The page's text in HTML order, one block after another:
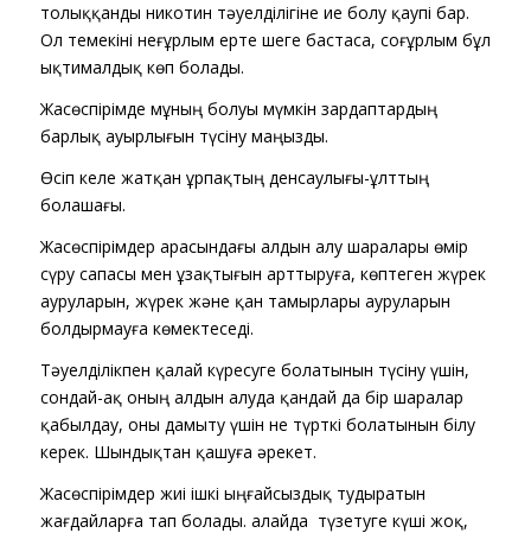
толыққанды никотин тәуелділігіне ие болу қаупі бар.
Ол темекіні неғұрлым ерте шеге бастаса, соғұрлым бұл
ықтималдық көп болады.
Жасөспірімде мұның болуы мүмкін зардаптардың
барлық ауырлығын түсіну маңызды.
Өсіп келе жатқан ұрпақтың денсаулығы-ұлттың
болашағы.
Жасөспірімдер арасындағы алдын алу шаралары өмір
сүру сапасы мен ұзақтығын арттыруға, көптеген жүрек
ауруларын, жүрек және қан тамырлары ауруларын
болдырмауға көмектеседі.
Тәуелділікпен қалай күресуге болатынын түсіну үшін,
сондай-ақ оның алдын алуда қандай да бір шаралар
қабылдау, оны дамыту үшін не түрткі болатынын білу
керек. Шындықтан қашуға әрекет.
Жасөспірімдер жиі ішкі ыңғайсыздық тудыратын
жағдайларға тап болады. Қалайда түзетуге күші жоқ,